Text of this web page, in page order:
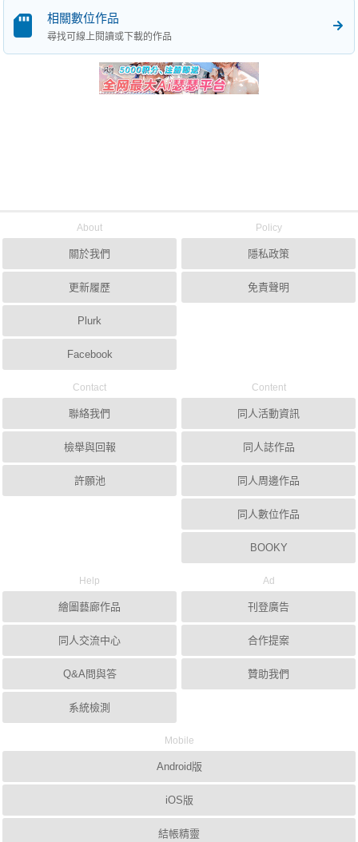
相關數位作品
尋找可線上閱讀或下載的作品
About
關於我們
更新履歷
Plurk
Facebook
Policy
隱私政策
免責聲明
Contact
聯絡我們
檢舉與回報
許願池
Content
同人活動資訊
同人誌作品
同人周邊作品
同人數位作品
BOOKY
Help
繪圖藝廊作品
同人交流中心
Q&A問與答
系統檢測
Ad
刊登廣告
合作提案
贊助我們
Mobile
Android版
iOS版
結帳精靈